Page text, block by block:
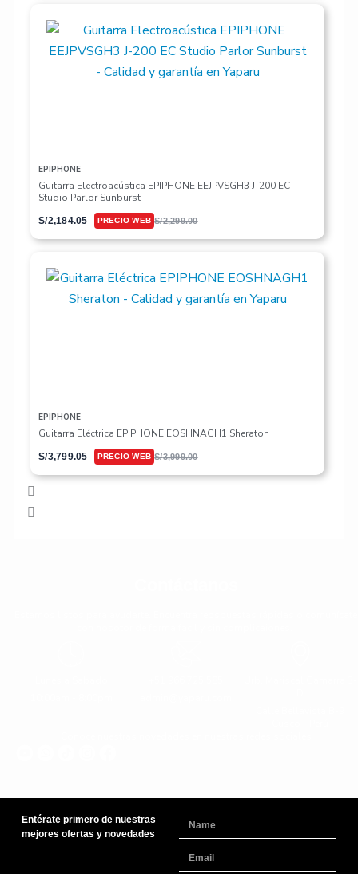
EPIPHONE
Guitarra Electroacústica EPIPHONE EEJPVSGH3 J-200 EC
Studio Parlor Sunburst
S/2,299.00
S/2,184.05
EPIPHONE
Guitarra Eléctrica EPIPHONE EOSHNAGH1 Sheraton
S/3,999.00
S/3,799.05
Entérate primero de nuestras
mejores ofertas y novedades
Name
Email